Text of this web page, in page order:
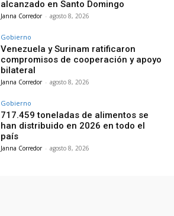
alcanzado en Santo Domingo
Janna Corredor - agosto 8, 2026
Gobierno
Venezuela y Surinam ratificaron
compromisos de cooperación y apoyo
bilateral
Janna Corredor - agosto 8, 2026
Gobierno
717.459 toneladas de alimentos se
han distribuido en 2026 en todo el
país
Janna Corredor - agosto 8, 2026